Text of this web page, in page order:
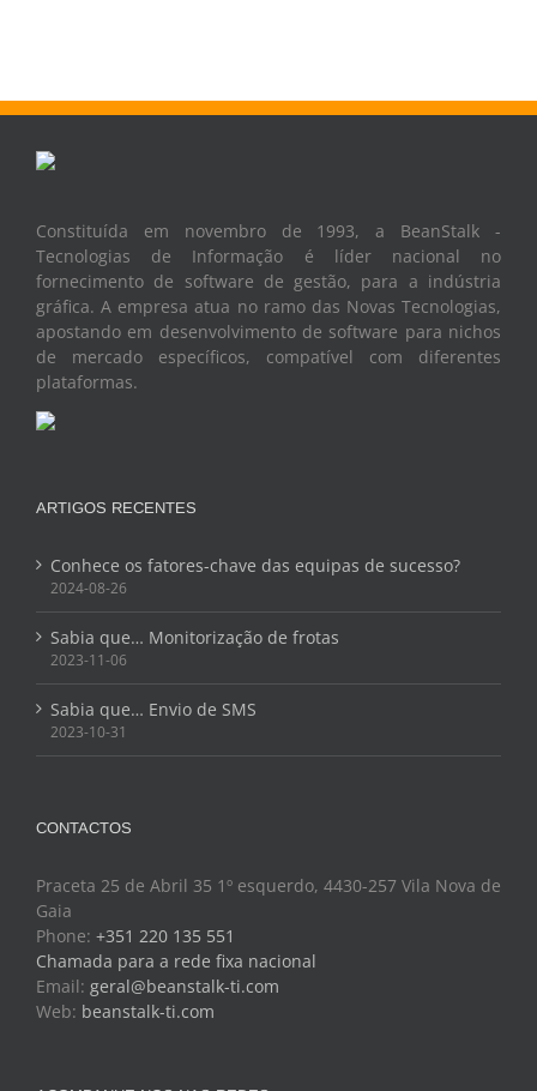
Constituída em novembro de 1993, a BeanStalk -
Tecnologias de Informação é líder nacional no
fornecimento de software de gestão, para a indústria
gráfica. A empresa atua no ramo das Novas Tecnologias,
apostando em desenvolvimento de software para nichos
de mercado específicos, compatível com diferentes
plataformas.
ARTIGOS RECENTES
Conhece os fatores-chave das equipas de sucesso?
2024-08-26
Sabia que… Monitorização de frotas
2023-11-06
Sabia que… Envio de SMS
2023-10-31
CONTACTOS
Praceta 25 de Abril 35 1º esquerdo, 4430-257 Vila Nova de
Gaia
Phone: +351 220 135 551
Chamada para a rede fixa nacional
Email: geral@beanstalk-ti.com
Web: beanstalk-ti.com